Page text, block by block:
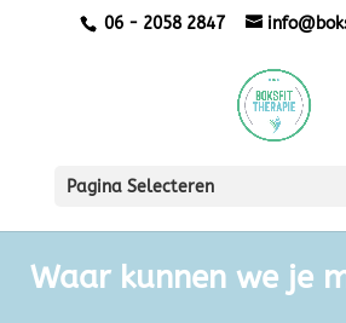
06 - 2058 2847
Pagina Selecteren
Waar kunnen we je